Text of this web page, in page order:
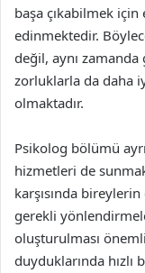
başa çıkabilmek
edinmektedir.
değil, aynı zamanda
zorluklarla da daha
olmaktadır.
Psikolog bölümü
hizmetleri de
karşısında
gerekli
oluşturulması
duyduklarında